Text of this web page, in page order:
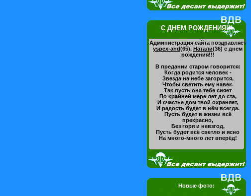
С ДНЕМ РОЖДЕНИЯ!!!
Администрация сайта поздравляет
yspex-and(65), Натали(36) с днем
рождения!!!
В предании старом говорится:
Когда родится человек -
Звезда на небе загорится,
Чтобы светить ему навек.
Так пусть она тебе сияет
По крайней мере лет до ста,
И счастье дом твой охраняет,
И радость будет в нём всегда.
Пусть будет в жизни всё
прекрасно,
Без горя и невзгод,
Пусть будет всё светло и ясно
На много-много лет вперёд!
Новые фото: